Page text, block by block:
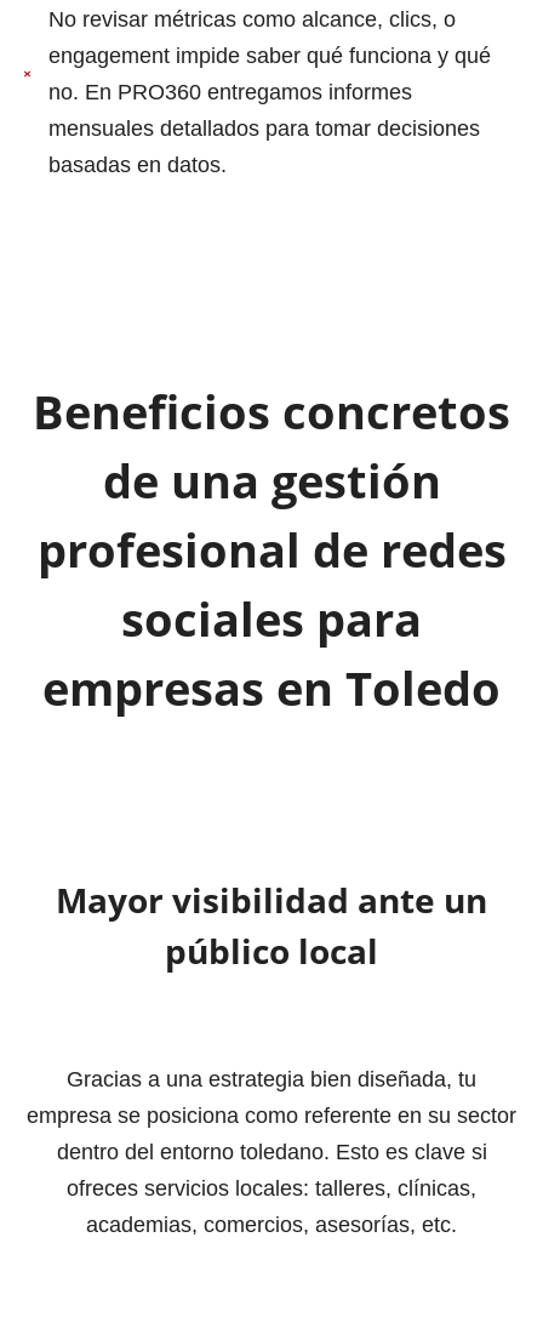
No revisar métricas como alcance, clics, o
engagement impide saber qué funciona y qué
no. En PRO360 entregamos informes
mensuales detallados para tomar decisiones
basadas en datos.
Beneficios concretos
de una gestión
profesional de redes
sociales para
empresas en Toledo
Mayor visibilidad ante un
público local
Gracias a una estrategia bien diseñada, tu
empresa se posiciona como referente en su sector
dentro del entorno toledano. Esto es clave si
ofreces servicios locales: talleres, clínicas,
academias, comercios, asesorías, etc.